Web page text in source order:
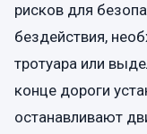
рисков для
бездействия,
тротуара или
конце дороги
останавливают